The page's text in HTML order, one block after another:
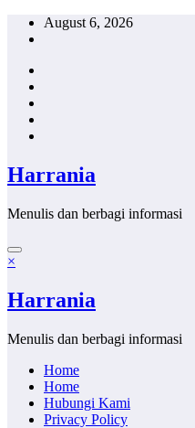
Skip
August 6, 2026
Harrania
Menulis dan berbagi informasi
×
Harrania
Menulis dan berbagi informasi
Home
Home
Hubungi Kami
Privacy Policy